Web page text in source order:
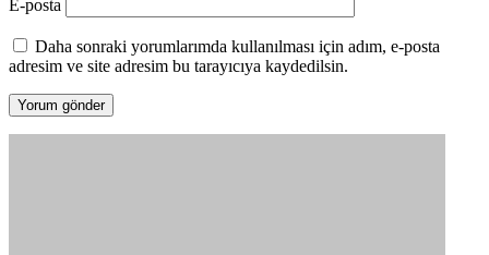
E-posta
Daha sonraki yorumlarımda kullanılması için adım, e-posta
adresim ve site adresim bu tarayıcıya kaydedilsin.